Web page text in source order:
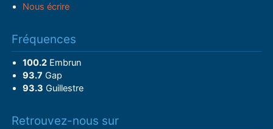
Nous écrire
Fréquences
100.2Embrun
93.7 Gap
93.3 Guillestre
Retrouvez-nous sur